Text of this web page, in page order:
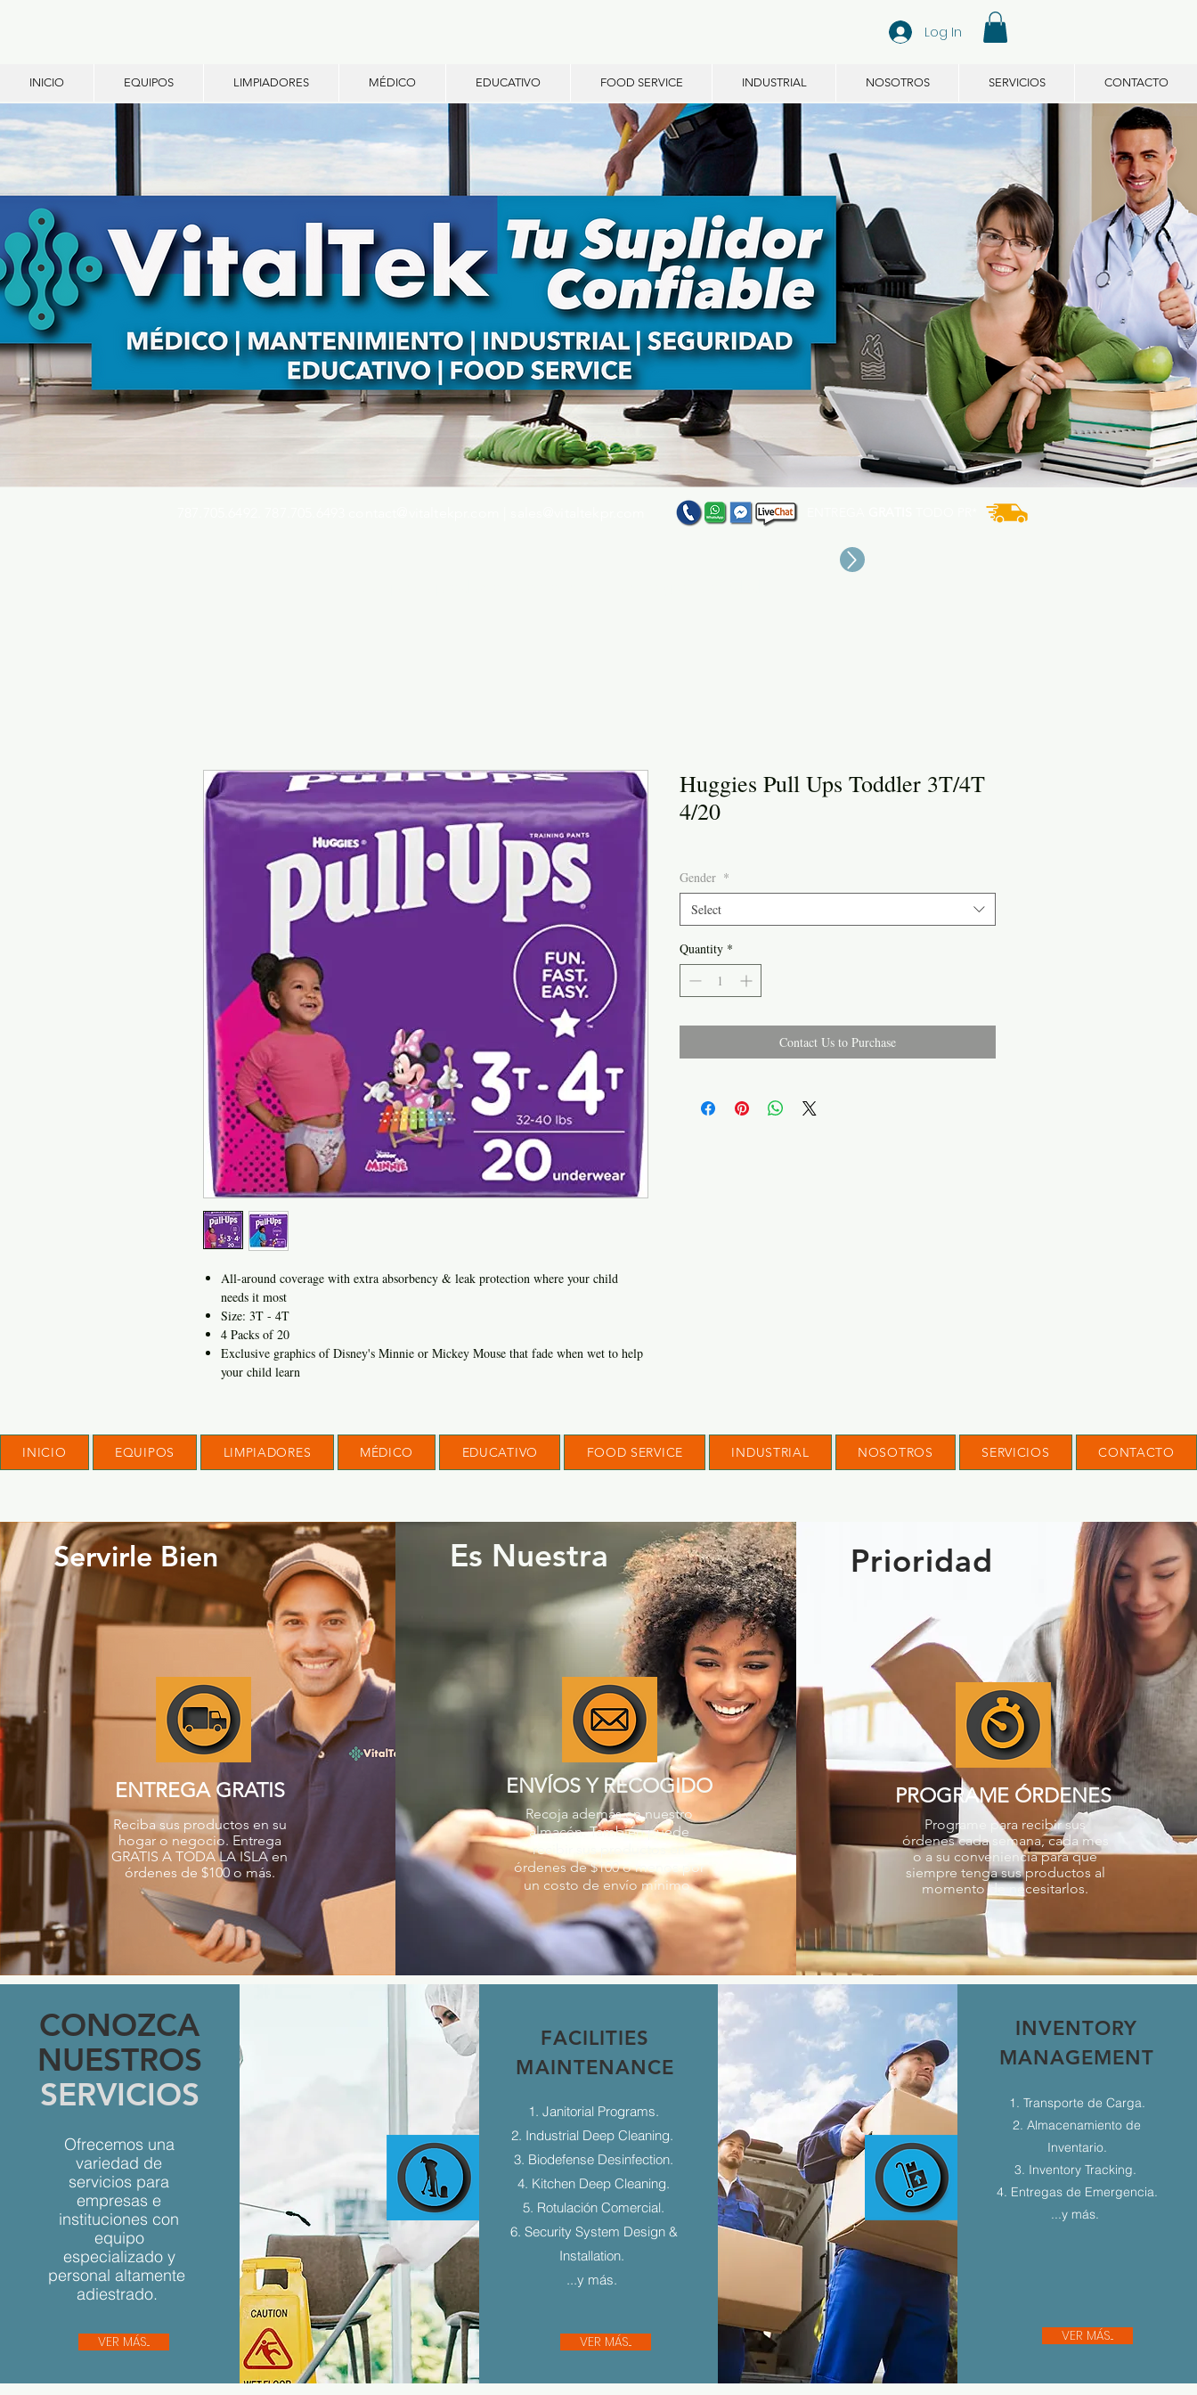
Log In
INICIO EQUIPOS LIMPIADORES MÉDICO EDUCATIVO FOOD SERVICE INDUSTRIAL NOSOTROS SERVICIOS CONTACTO
All-around coverage with extra absorbency & leak protection where your child
needs it most
Size: 3T - 4T
4 Packs of 20
Exclusive graphics of Disney's Minnie or Mickey Mouse that fade when wet to help
your child learn
Huggies Pull Ups Toddler 3T/4T
4/20
Gender *
Select
Quantity *
Contact Us to Purchase
INICIO EQUIPOS LIMPIADORES MÉDICO EDUCATIVO FOOD SERVICE INDUSTRIAL NOSOTROS SERVICIOS CONTACTO
Servirle Bien
ENTREGA GRATIS
Reciba sus productos en su
hogar o negocio. Entrega
GRATIS A TODA LA ISLA en
órdenes de $100 o más.
Es Nuestra
ENVÍOS Y RECOGIDO
Recoja además en nuestro
almacén. También puede
recibir sus productos en
órdenes de $100 o menos por
un costo de envío mínimo.
Prioridad
PROGRAME ÓRDENES
Programe para recibir sus
órdenes cada semana, cada mes
o a su conveniencia para que
siempre tenga sus productos al
momento de necesitarlos.
CONOZCA
NUESTROS
SERVICIOS
Ofrecemos una
variedad de
servicios para
empresas e
instituciones con
equipo
especializado y
personal altamente
adiestrado.
VER MÁS...
FACILITIES
MAINTENANCE
1. Janitorial Programs.
2. Industrial Deep Cleaning.
3. Biodefense Desinfection.
4. Kitchen Deep Cleaning.
5. Rotulación Comercial.
6. Security System Design &
Installation.
...y más.
VER MÁS...
INVENTORY
MANAGEMENT
1. Transporte de Carga.
2. Almacenamiento de
Inventario.
3. Inventory Tracking.
4. Entregas de Emergencia.
...y más.
VER MÁS...